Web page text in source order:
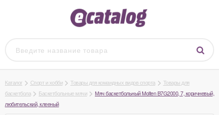
Каталог Спорт и хобби Товары для командных видов спорта
Товары для
баскетбола
Баскетбольные мячи
Мяч баскетбольный Molten B7G2000, 7, коричневый,
любительский, клееный